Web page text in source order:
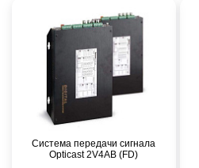
Система передачи сигнала
Opticast 2V4AB (FD)